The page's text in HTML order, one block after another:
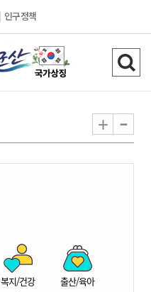
인구정책
검
색
기
+ -
복지/건강 출산/육아